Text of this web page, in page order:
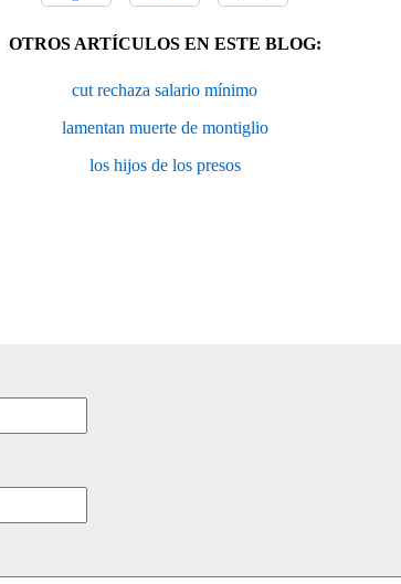
OTROS ARTÍCULOS EN ESTE BLOG:
cut rechaza salario mínimo
lamentan muerte de montiglio
los hijos de los presos